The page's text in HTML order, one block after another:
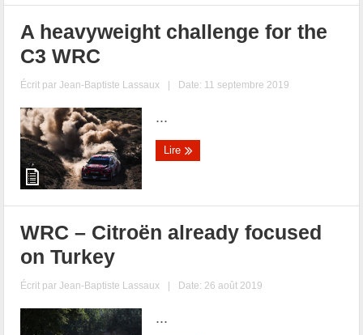
A heavyweight challenge for the
C3 WRC
Écrit parJean-Baptiste Lassaux | Date: 11 septembre 2019
...
Lire
WRC – Citroën already focused
on Turkey
Écrit parJean-Baptiste Lassaux | Date: 26 août 2019
...